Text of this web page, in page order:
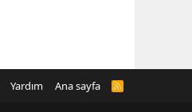
Yardım Ana sayfa
R